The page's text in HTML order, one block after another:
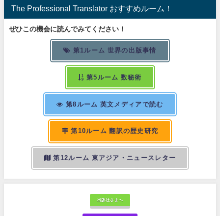
The Professional Translator おすすめルーム！
ぜひこの機会に読んでみてください！
第1ルーム 世界の出版事情
第5ルーム 数秘術
第8ルーム 英文メディアで読む
第10ルーム 翻訳の歴史研究
第12ルーム 東アジア・ニュースレター
出版社さまへ